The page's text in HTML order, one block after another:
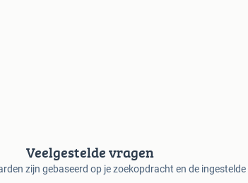
Veelgestelde vragen
zijn gebaseerd op je zoekopdracht en de